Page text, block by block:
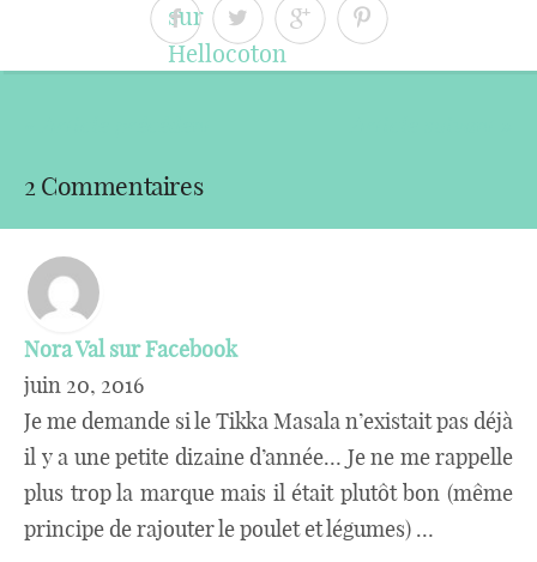
2 Commentaires
Nora Val sur Facebook
juin 20, 2016
Je me demande si le Tikka Masala n’existait pas déjà
il y a une petite dizaine d’année… Je ne me rappelle
plus trop la marque mais il était plutôt bon (même
principe de rajouter le poulet et légumes) …